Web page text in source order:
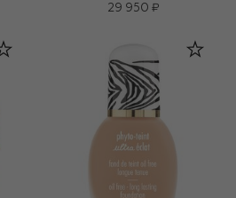
29 950 ₽